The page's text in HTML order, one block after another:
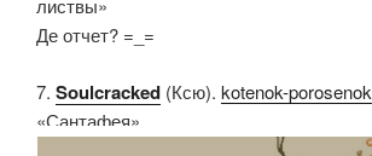
листвы»
Де отчет? =_=
7. Soulcracked (Ксю). kotenok-porosenok
«Сантафея»